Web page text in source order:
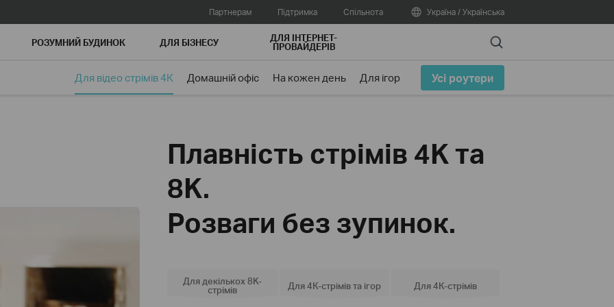
Партнерам Підтримка Спільнота Україна / Українська
РОЗУМНИЙ БУДИНОК ДЛЯ БIЗНЕСУ ДЛЯ ІНТЕРНЕТ-
ПРОВАЙДЕРІВ Search
Для відео стрімів 4К Домашній офіс На кожен день Для ігор Усі роутери
7
Плавність стрімів 4K та
8K.
Розваги без зупинок.
Для декількох 8K-
стрімів Для 4К-стрімів та ігор Для 4К-стрімів